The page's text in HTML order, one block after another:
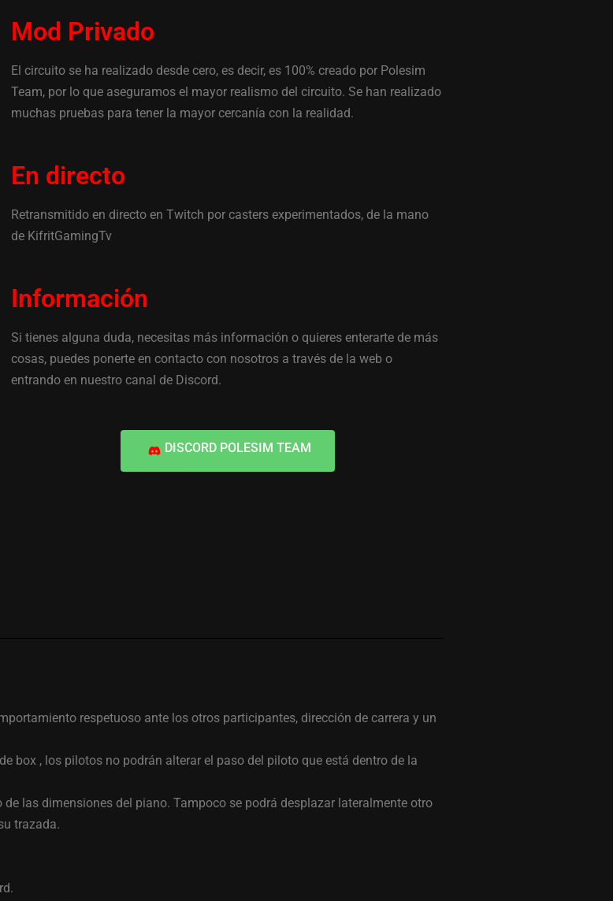
Mod Privado
El circuito se ha realizado desde cero, es decir, es 100% creado por Polesim
Team, por lo que aseguramos el mayor realismo del circuito. Se han realizado
muchas pruebas para tener la mayor cercanía con la realidad.
En directo
Retransmitido en directo en Twitch por casters experimentados, de la mano
de KifritGamingTv
Información
Si tienes alguna duda, necesitas más información o quieres enterarte de más
cosas, puedes ponerte en contacto con nosotros a través de la web o
entrando en nuestro canal de Discord.
DISCORD POLESIM TEAM
respetuoso ante los otros participantes, dirección de carrera y un
box , los pilotos no podrán alterar el paso del piloto que está dentro de la
las dimensiones del piano. Tampoco se podrá desplazar lateralmente otro
trazada.